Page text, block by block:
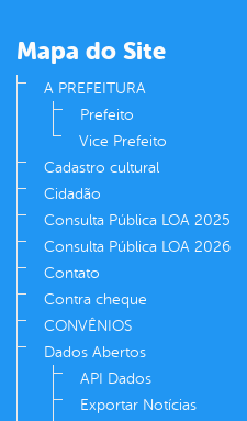
Mapa do Site
A PREFEITURA
Prefeito
Vice Prefeito
Cadastro cultural
Cidadão
Consulta Pública LOA 2025
Consulta Pública LOA 2026
Contato
Contra cheque
CONVÊNIOS
Dados Abertos
API Dados
Exportar Notícias